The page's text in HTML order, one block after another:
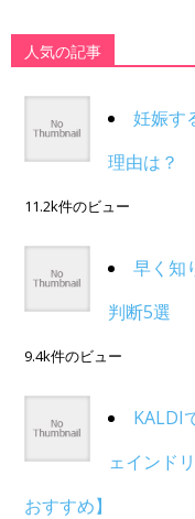
人気の記事
妊娠す
理由は？
11.2k件のビュー
早く知
判断5選
9.4k件のビュー
KALDI
ェインド
おすすめ】